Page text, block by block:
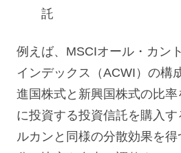
託
例えば、MSCIオール・カン
インデックス（ACWI）の構
進国株式と新興国株式の比
に投資する投資信託を購入
ルカンと同様の分散効果を